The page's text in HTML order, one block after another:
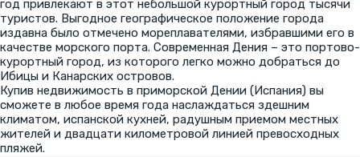
год привлекают в этот небольшой курортный город тысячи
туристов. Выгодное географическое положение города
издавна было отмечено мореплавателями, избравшими его в
качестве морского порта. Современная Дения – это портово-
курортный город, из которого легко можно добраться до
Ибицы и Канарских островов.
Купив недвижимость в приморской Дении (Испания) вы
сможете в любое время года наслаждаться здешним
климатом, испанской кухней, радушным приемом местных
жителей и двадцати километровой линией превосходных
пляжей.